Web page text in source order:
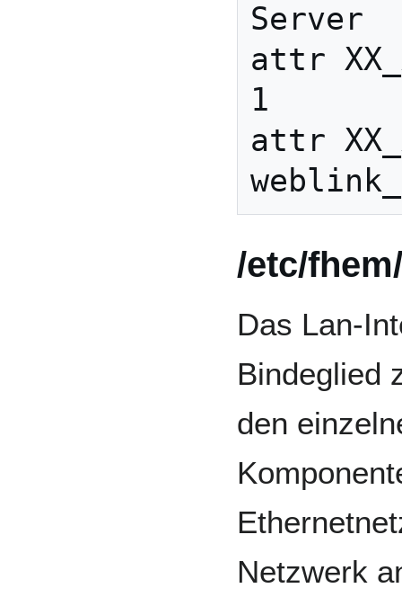
Server
attr
1
attr
/etc/
Das Lan-
Bindeglied
den
Netzwerk